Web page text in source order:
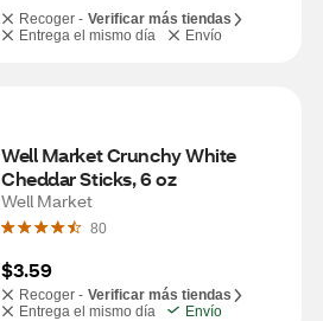
Recoger - Verificar más tiendas
Entrega el mismo día
Envío
Well Market Crunchy White
Cheddar Sticks, 6 oz
Well Market
80
$3.59
Recoger - Verificar más tiendas
Entrega el mismo día
Envío